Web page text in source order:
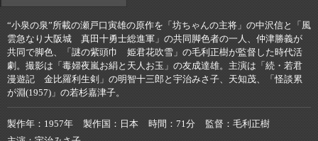
“小泉の泉”所載の瀬戸口寅雄の原作を「坊ちゃんの主将」の中沢信と「風
雲急なり大阪城 真田十勇士総進軍」の共同脚色者の一人、仲津勝義が
共同で脚色、「謎の紫頭巾 姫君花吹雪」の毛利正樹が監督した時代活
劇。撮影は「毒婦夜嵐お絹と天人お玉」の友成達雄。主演は「続・若君
漫遊記 金比羅利生剣」の明智十三郎と宇治みさ子、天知茂、「怪談累
が淵(1957)」の若杉嘉津子。
製作年 1957年 製作国 日本 時間 71分 監督
毛利正樹